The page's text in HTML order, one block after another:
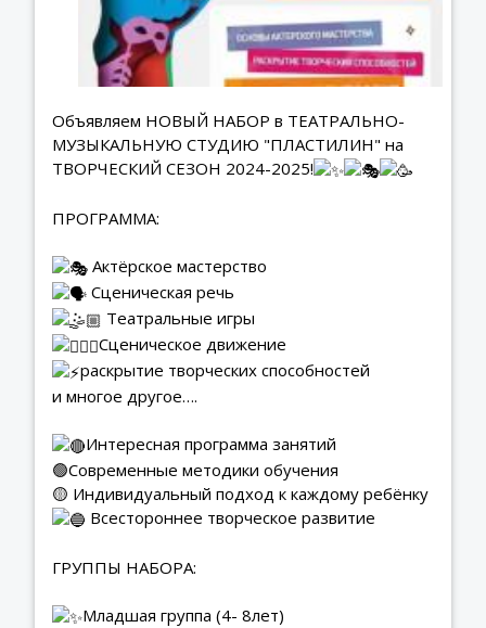
Объявляем НОВЫЙ НАБОР в ТЕАТРАЛЬНО-
МУЗЫКАЛЬНУЮ СТУДИЮ "ПЛАСТИЛИН" на
ТВОРЧЕСКИЙ СЕЗОН 2024-2025!
ПРОГРАММА:
Актёрское мастерство
Сценическая речь
Театральные игры
Сценическое движение
раскрытие творческих способностей
и многое другое….
Интересная программа занятий
🟢Современные методики обучения
🟡 Индивидуальный подход к каждому ребёнку
Всестороннее творческое развитие
ГРУППЫ НАБОРА:
Младшая группа (4- 8лет)